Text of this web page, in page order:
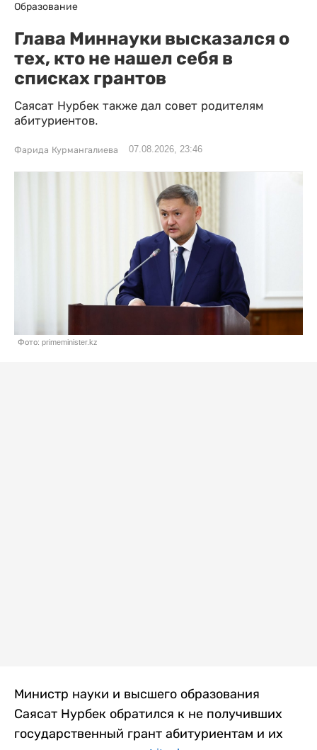
Образование
Глава Миннауки высказался о
тех, кто не нашел себя в
списках грантов
Саясат Нурбек также дал совет родителям
абитуриентов.
Фарида Курмангалиева 07.08.2026, 23:46
Фото: primeminister.kz
Министр науки и высшего образования
Саясат Нурбек обратился к не получивших
государственный грант абитуриентам и их